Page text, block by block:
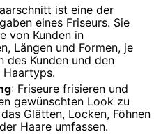
ist eine der
eines Friseurs. Sie
von Kunden in
Längen und Formen, je
des Kunden und den
Haartyps.
: Friseure frisieren und
gewünschten Look zu
Glätten, Locken, Föhnen
Haare umfassen.